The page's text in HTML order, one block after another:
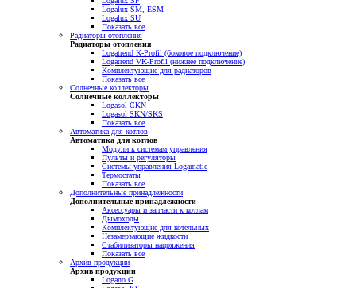
Logalux SM, ESM
Logalux SU
Показать все
Радиаторы отопления
Радиаторы отопления
Logatrend K-Profil (боковое подключение)
Logatrend VK-Profil (нижнее подключение)
Комплектующие для радиаторов
Показать все
Солнечные коллекторы
Солнечные коллекторы
Logasol CKN
Logasol SKN/SKS
Показать все
Автоматика для котлов
Автоматика для котлов
Модули к системам управления
Пульты и регуляторы
Системы управления Logamatic
Термостаты
Показать все
Дополнительные принадлежности
Дополнительные принадлежности
Аксессуары и запчасти к котлам
Дымоходы
Комплектующие для котельных
Незамерзающие жидкости
Стабилизаторы напряжения
Показать все
Архив продукции
Архив продукции
Logano G